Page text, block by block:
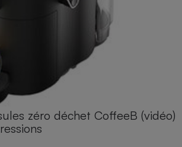
zéro déchet CoffeeB (vidéo)